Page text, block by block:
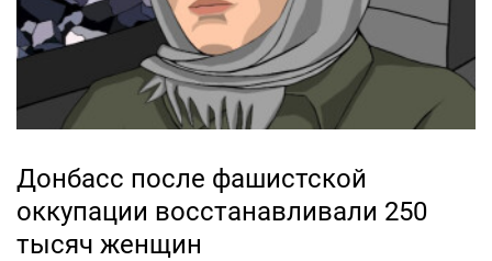
Донбасс после фашистской
оккупации восстанавливали 250
тысяч женщин